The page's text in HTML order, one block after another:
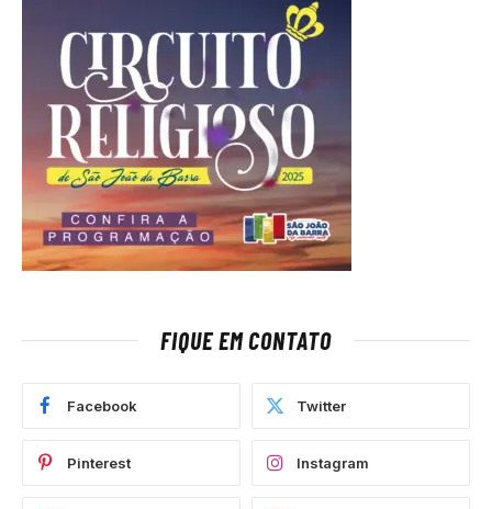
FIQUE EM CONTATO
Facebook Twitter
Pinterest Instagram